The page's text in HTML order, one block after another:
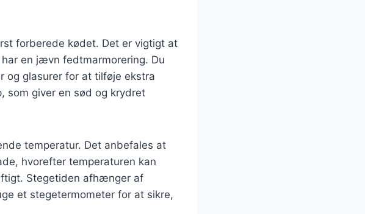
forberede kødet. Det er vigtigt at
en jævn fedtmarmorering. Du
og glasurer for at tilføje ekstra
som giver en sød og krydret
temperatur. Det anbefales at
hvorefter temperaturen kan
Stegetiden afhænger af
et stegetermometer for at sikre,